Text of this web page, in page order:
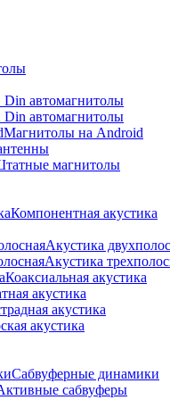
Din автомагнитолы
Din автомагнитолы
Магнитолы на Android
магнитолы
Компонентная акустика
Акустика
Акустика
Коаксиальная акустика
акустика
акустика
акустика
Сабвуферные динамики
сабвуферы